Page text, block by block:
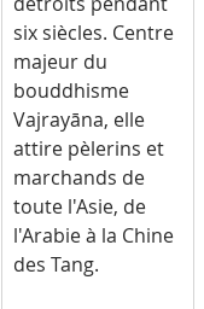
six siècles. Centre
majeur du
bouddhisme
Vajrayāna, elle
attire pèlerins et
marchands de
toute l'Asie, de
l'Arabie à la Chine
des Tang.